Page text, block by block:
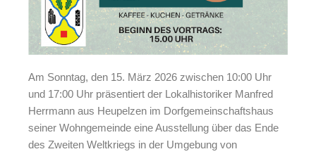
Am Sonntag, den 15. März 2026 zwischen 10:00 Uhr
und 17:00 Uhr präsentiert der Lokalhistoriker Manfred
Herrmann aus Heupelzen im Dorfgemeinschaftshaus
seiner Wohngemeinde eine Ausstellung über das Ende
des Zweiten Weltkriegs in der Umgebung von